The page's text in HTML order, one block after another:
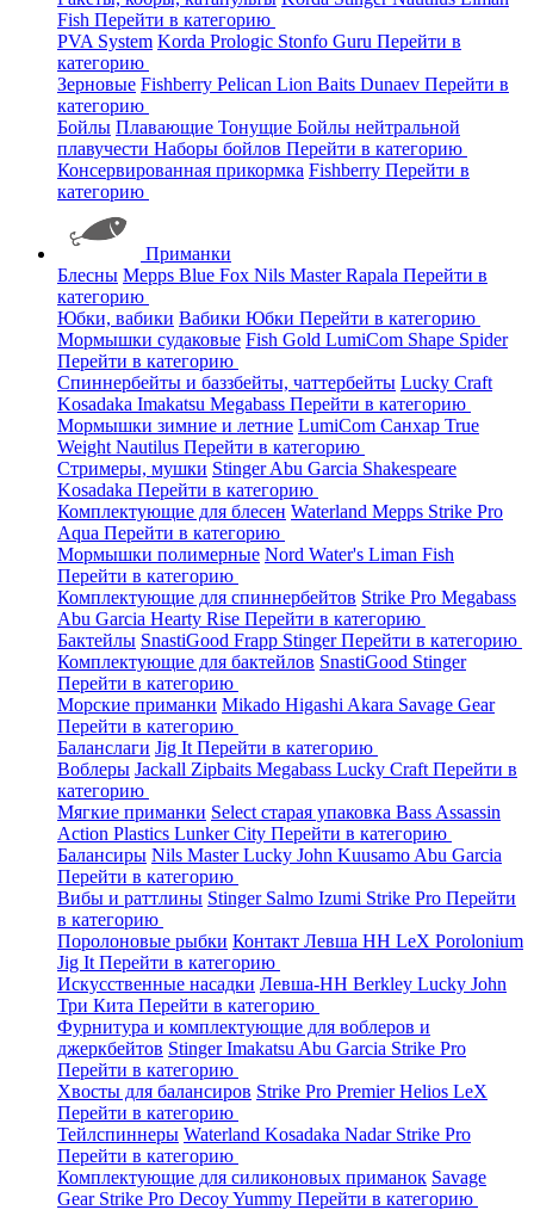
Fish Перейти в категорию
PVA System Korda Prologic Stonfo Guru Перейти в
категорию
Зерновые Fishberry Pelican Lion Baits Dunaev Перейти в
категорию
Бойлы Плавающие Тонущие Бойлы нейтральной
плавучести Наборы бойлов Перейти в категорию
Консервированная прикормка Fishberry Перейти в
категорию
Приманки
Блесны Mepps Blue Fox Nils MasterRapala Перейти в
категорию
Юбки, вабики Вабики Юбки Перейти в категорию
Мормышки судаковые Fish Gold LumiCom Shape Spider
Перейти в категорию
Спиннербейты и баззбейты, чаттербейты Lucky Craft
Kosadaka Imakatsu Megabass Перейти в категорию
Мормышки зимние и летние LumiCom Санхар True
Weight Nautilus Перейти в категорию
Стримеры, мушки StingerAbu Garcia Shakespeare
Kosadaka Перейти в категорию
Комплектующие для блесен Waterland Mepps Strike Pro
Aqua Перейти в категорию
Мормышки полимерные Nord Water's Liman Fish
Перейти в категорию
Комплектующие для спиннербейтов Strike Pro Megabass
Abu Garcia Hearty Rise Перейти в категорию
Бактейлы SnastiGood Frapp StingerПерейти в категорию
Комплектующие для бактейлов SnastiGood Stinger
Перейти в категорию
Морские приманки Mikado Higashi Akara Savage Gear
Перейти в категорию
Баланслаги Jig It Перейти в категорию
Воблеры Jackall Zipbaits Megabass Lucky Craft Перейти в
категорию
Мягкие приманки Select старая упаковка Bass Assassin
Action Plastics Lunker City Перейти в категорию
Балансиры Nils MasterLucky John Kuusamo Abu Garcia
Перейти в категорию
Вибы и раттлины Stinger Salmo Izumi Strike Pro Перейти
в категорию
Поролоновые рыбки Контакт Левша НН LeX Porolonium
Jig It Перейти в категорию
Искусственные насадки Левша-НН Berkley Lucky John
Три Кита Перейти в категорию
Фурнитура и комплектующие для воблеров и
джеркбейтов StingerImakatsu Abu Garcia Strike Pro
Перейти в категорию
Хвосты для балансиров Strike Pro PremierHelios LeX
Перейти в категорию
Тейлспиннеры Waterland Kosadaka Nadar Strike Pro
Перейти в категорию
Комплектующие для силиконовых приманок Savage
Gear Strike Pro DecoyYummy Перейти в категорию